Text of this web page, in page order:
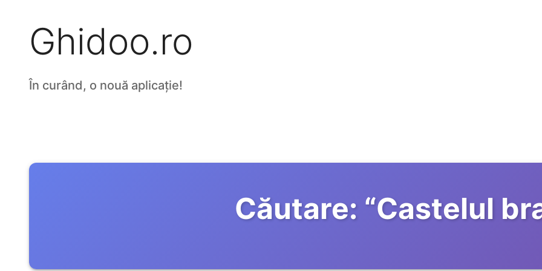
Ghidoo.ro
În curând, o nouă aplicație!
Căutare: “Castelul